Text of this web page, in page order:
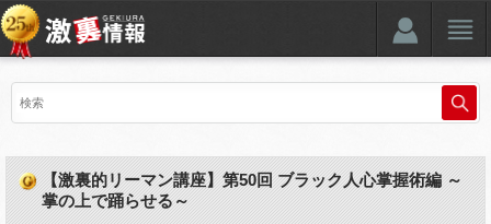
【激裏的リーマン講座】第50回 ブラック人心掌握術編 ～
掌の上で踊らせる～